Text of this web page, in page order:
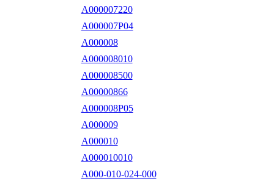
A000007220
A000007P04
A000008
A000008010
A000008500
A00000866
A000008P05
A000009
A000010
A000010010
A000-010-024-000